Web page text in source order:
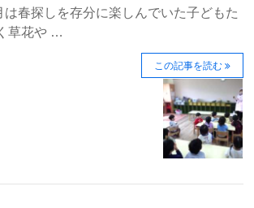
春探しを存分に楽しんでいた子どもた
草花や …
この記事を読む